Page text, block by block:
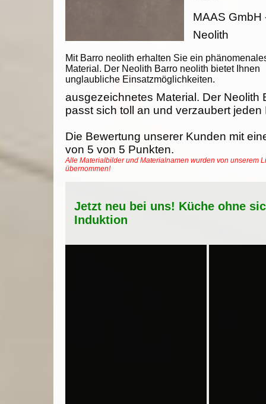
Mit Barro neolith erhalten Sie ein
Material. Der Neolith Barro neolith bietet Ihnen
unglaubliche Einsatzmöglichkeiten.
MAAS GmbH
Neolith
ausgezeichnetes Material. Der Neolith
passt sich toll an und verzaubert jeden
Die Bewertung unserer Kunden mit
von 5 von 5 Punkten.
Alle Materialbilder und Materialnamen wurden von unserem
übernommen!
Jetzt neu bei uns! Küche ohne
Induktion